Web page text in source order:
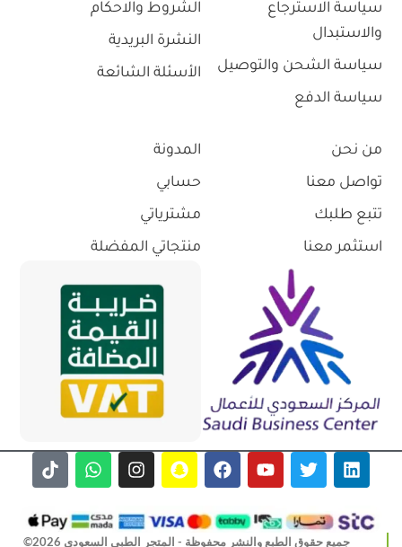
سياسة الاسترجاع
والاستبدال
سياسة الشحن والتوصيل
سياسة الدفع
الشروط والاحكام
النشرة البريدية
الأسئلة الشائعة
من نحن
تواصل معنا
تتبع طلبك
استثمر معنا
المدونة
حسابي
مشترياتي
منتجاتي المفضلة
جميع حقوق الطبع والنشر محفوظة - المتجر الطبي السعودي 2026©